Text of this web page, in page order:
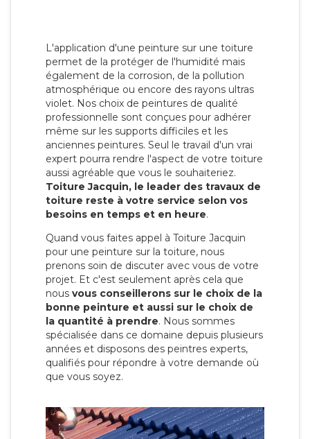
L'application d'une peinture sur une toiture
permet de la protéger de l'humidité mais
également de la corrosion, de la pollution
atmosphérique ou encore des rayons ultras
violet. Nos choix de peintures de qualité
professionnelle sont conçues pour adhérer
même sur les supports difficiles et les
anciennes peintures. Seul le travail d'un vrai
expert pourra rendre l'aspect de votre toiture
aussi agréable que vous le souhaiteriez.
Toiture Jacquin, le leader des travaux de
toiture reste à votre service selon vos
besoins en temps et en heure.
Quand vous faites appel à Toiture Jacquin
pour une peinture sur la toiture, nous
prenons soin de discuter avec vous de votre
projet. Et c'est seulement après cela que
nous vous conseillerons sur le choix de la
bonne peinture et aussi sur le choix de
la quantité à prendre. Nous sommes
spécialisée dans ce domaine depuis plusieurs
années et disposons des peintres experts,
qualifiés pour répondre à votre demande où
que vous soyez.